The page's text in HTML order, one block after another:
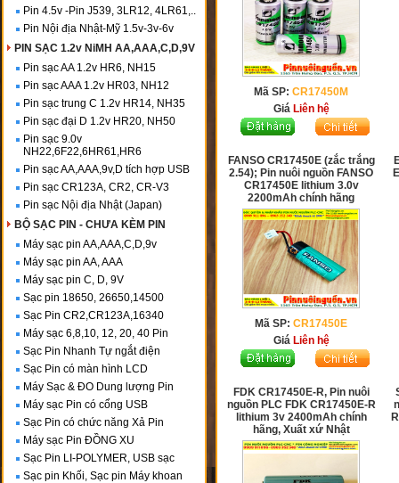
Pin 4.5v -Pin J539, 3LR12, 4LR61,..
Pin Nội địa Nhật-Mỹ 1.5v-3v-6v
PIN SẠC 1.2v NiMH AA,AAA,C,D,9V
Pin sạc AA 1.2v HR6, NH15
Pin sạc AAA 1.2v HR03, NH12
Pin sạc trung C 1.2v HR14, NH35
Pin sạc đại D 1.2v HR20, NH50
Pin sạc 9.0v
NH22,6F22,6HR61,HR6
Pin sạc AA,AAA,9v,D tích hợp USB
Pin sạc CR123A, CR2, CR-V3
Pin sạc Nội địa Nhật (Japan)
BỘ SẠC PIN - CHƯA KÈM PIN
Máy sạc pin AA,AAA,C,D,9v
Máy sạc pin AA, AAA
Máy sạc pin C, D, 9V
Sạc pin 18650, 26650,14500
Sạc Pin CR2,CR123A,16340
Máy sạc 6,8,10, 12, 20, 40 Pin
Sạc Pin Nhanh Tự ngắt điện
Sạc Pin có màn hình LCD
Máy Sạc & ĐO Dung lượng Pin
Máy sạc Pin có cổng USB
Sạc Pin có chức năng Xả Pin
Máy sạc Pin ĐỒNG XU
Sạc Pin LI-POLYMER, USB sạc
Sạc pin Khối, Sạc pin Máy khoan
Mã SP:CR17450M
Giá Liên hệ
FANSO CR17450E (zắc trắng
2.54); Pin nuôi nguồn FANSO
CR17450E lithium 3.0v
2200mAh chính hãng
Mã SP:CR17450E
Giá Liên hệ
FDK CR17450E-R, Pin nuôi
nguồn PLC FDK CR17450E-R
lithium 3v 2400mAh chính
hãng, Xuất xứ Nhật